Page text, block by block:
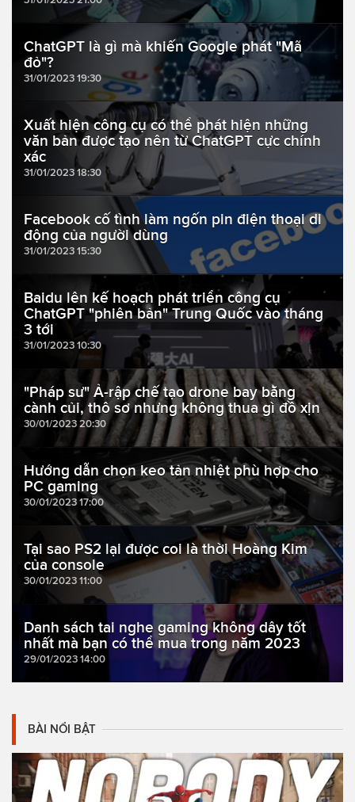
ChatGPT là gì mà khiến Google phát "Mã
đỏ"?
31/01/2023 19:30
Xuất hiện công cụ có thể phát hiện những
văn bản được tạo nên từ ChatGPT cực chính
xác
31/01/2023 18:30
Facebook cố tình làm ngốn pin điện thoại di
động của người dùng
31/01/2023 15:30
Baidu lên kế hoạch phát triển công cụ
ChatGPT "phiên bản" Trung Quốc vào tháng
3 tới
31/01/2023 10:30
"Pháp sư" Ả-rập chế tạo drone bay bằng
cành củi, thô sơ nhưng không thua gì đồ xịn
30/01/2023 20:30
Hướng dẫn chọn keo tản nhiệt phù hợp cho
PC gaming
30/01/2023 17:00
Tại sao PS2 lại được coi là thời Hoàng Kim
của console
30/01/2023 11:00
Danh sách tai nghe gaming không dây tốt
nhất mà bạn có thể mua trong năm 2023
29/01/2023 14:00
BÀI NỔI BẬT